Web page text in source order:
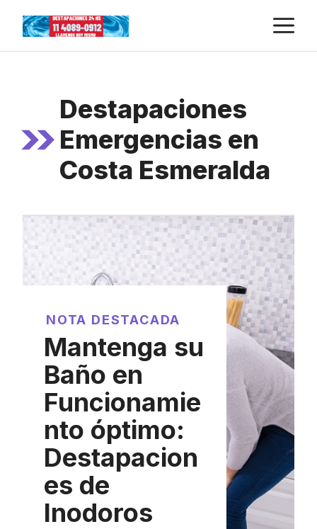
content
Destapaciones
Emergencias en
Costa Esmeralda
NOTA DESTACADA
Mantenga su
Baño en
Funcionamie
nto óptimo:
Destapacion
es de
Inodoros